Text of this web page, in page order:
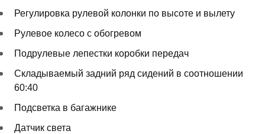
Регулировка рулевой колонки по высоте и вылету
Рулевое колесо с обогревом
Подрулевые лепестки коробки передач
Складываемый задний ряд сидений в соотношении
60:40
Подсветка в багажнике
Датчик света